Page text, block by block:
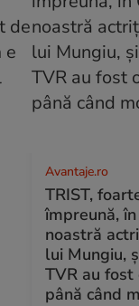
Avantaje.ro
TRIST,
împreună,
noastră
lui Mungiu,
TVR au
până când